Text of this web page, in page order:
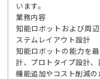
います。
業務内容
知能ロボットおよび周
ステムレイアウト設計
知能ロボットの能力を
計、プロトタイプ設計、
機能追加やコスト削減